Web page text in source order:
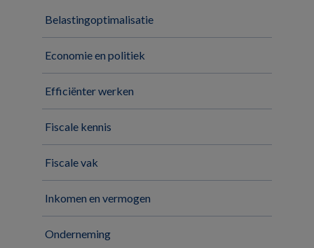
Belastingoptimalisatie
Economie en politiek
Efficiënter werken
Fiscale kennis
Fiscale vak
Inkomen en vermogen
Onderneming